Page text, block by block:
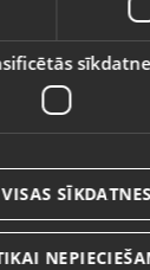
Saglabāt
SĪKDATNES